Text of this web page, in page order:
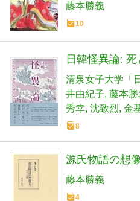
藤本勝義
10
日韓怪異論:
清泉女子大学「
井由紀子 藤本勝
秀幸 沈致烈 金
8
源氏物語の想
藤本勝義
4